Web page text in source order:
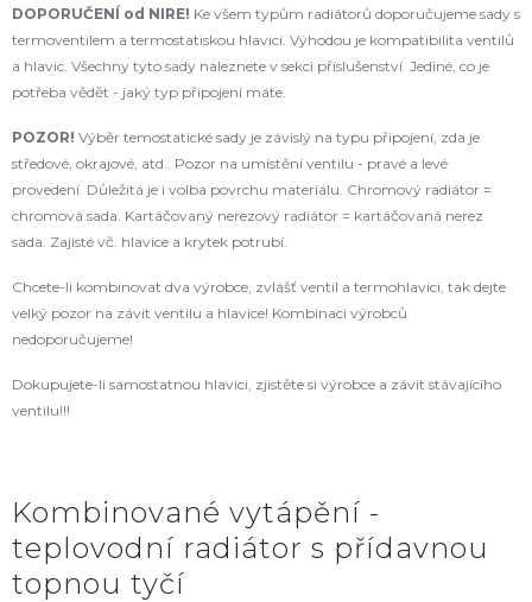
DOPORUČENÍ od NIRE! Ke všem typům radiátorů doporučujeme sady s
termoventilem a termostatiskou hlavicí. Výhodou je kompatibilita ventilů
a hlavic. Všechny tyto sady naleznete v sekci příslušenství. Jediné, co je
potřeba vědět - jaký typ připojení máte.
POZOR! Výběr temostatické sady je závislý na typu připojení, zda je
středové, okrajové, atd.. Pozor na umístění ventilu - pravé a levé
provedení. Důležitá je i volba povrchu materiálu. Chromový radiátor =
chromová sada. Kartáčovaný nerezový radiátor = kartáčovaná nerez
sada. Zajisté vč. hlavice a krytek potrubí.
Chcete-li kombinovat dva výrobce, zvlášť ventil a termohlavici, tak dejte
velký pozor na závit ventilu a hlavice! Kombinaci výrobců
nedoporučujeme!
Dokupujete-li samostatnou hlavici, zjistěte si výrobce a závit stávajícího
ventilu!!!
Kombinované vytápění -
teplovodní radiátor s přídavnou
topnou tyčí